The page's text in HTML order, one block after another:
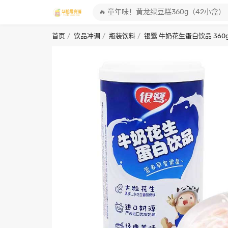
首页 饮品冲调 瓶装饮料 银鹭 牛奶花生蛋白饮品